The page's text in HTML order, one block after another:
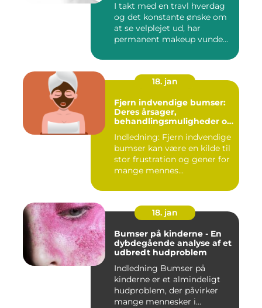
I takt med en travl hverdag
og det konstante ønske om
at se velplejet ud, har
permanent makeup vunde...
18. jan
Fjern indvendige bumser:
Deres årsager,
behandlingsmuligheder og
Indledning: Fjern indvendige
bumser kan være en kilde til
stor frustration og gener for
mange mennes...
18. jan
Bumser på kinderne - En
dybdegående analyse af et
udbredt hudproblem
Indledning Bumser på
kinderne er et almindeligt
hudproblem, der påvirker
mange mennesker i